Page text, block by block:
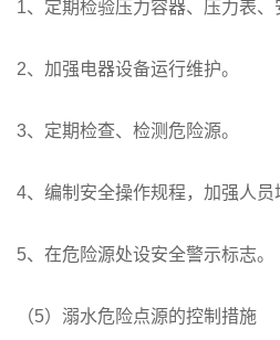
1、定期检验压力容器、压力表、
2、加强电器设备运行维护。
3、定期检查、检测危险源。
4、编制安全操作规程，加强人员
5、在危险源处设安全警示标志。
（5）溺水危险点源的控制措施